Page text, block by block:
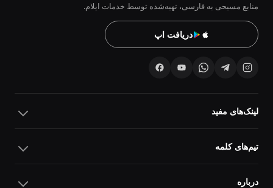
منابع مسیحی به فارسی، تهیه‌شده توسط خدمات ایلام.
دریافت اپ
لینک‌های مفید
تیم‌های کلمه
درباره